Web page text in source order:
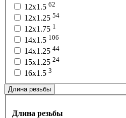
12x1.5 62
12x1.25 54
12x1.75 1
14x1.5 106
14x1.25 44
15x1.25 24
16x1.5 3
Длина резьбы
Длина резьбы